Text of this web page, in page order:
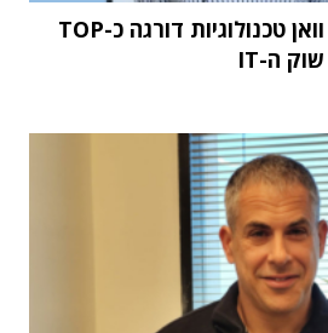
מחקר STKI השנתי: וואן טכנולוגיות דורגה כ-TOP